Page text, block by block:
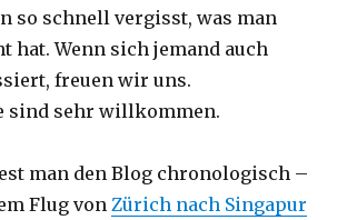
so schnell vergisst, was man
hat. Wenn sich jemand auch
freuen wir uns.
sind sehr willkommen.
man den Blog chronologisch –
Flug vonZürich nach Singapur